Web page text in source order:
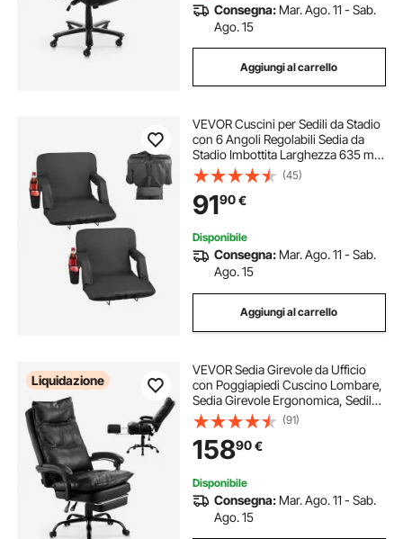
Consegna: Mar. Ago. 11 - Sab.
Ago. 15
Aggiungi al carrello
VEVOR Cuscini per Sedili da Stadio
con 6 Angoli Regolabili Sedia da
Stadio Imbottita Larghezza 635 mm
con Braccioli, Schienale, Sedile da
Tribuna per Picnic, Sport da
Spiaggia, Confezione da 2
(45)
9190€
Disponibile
Consegna: Mar. Ago. 11 - Sab.
Ago. 15
Aggiungi al carrello
Liquidazione
VEVOR Sedia Girevole da Ufficio
con Poggiapiedi Cuscino Lombare,
Sedia Girevole Ergonomica, Sedile
da Ufficio in Pelle PU, Carico max.
181,44 kg, Altezza Regolabile,
Inclinabile, Casa, Studio, Nero
(91)
15890€
Disponibile
Consegna: Mar. Ago. 11 - Sab.
Ago. 15